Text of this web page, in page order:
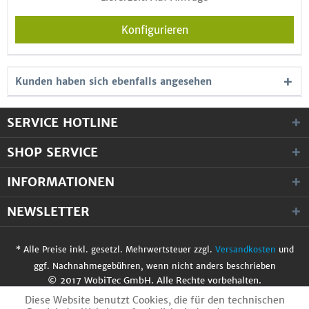
Konfigurieren
Kunden haben sich ebenfalls angesehen
SERVICE HOTLINE
SHOP SERVICE
INFORMATIONEN
NEWSLETTER
* Alle Preise inkl. gesetzl. Mehrwertsteuer zzgl. Versandkosten und
ggf. Nachnahmegebühren, wenn nicht anders beschrieben
© 2017 WobiTec GmbH. Alle Rechte vorbehalten.
Diese Website benutzt Cookies, die für den technischen